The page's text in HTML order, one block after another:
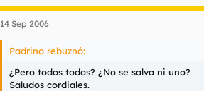
14 Sep 2006
Padrino rebuznó:
¿Pero todos todos? ¿No se salva ni uno?
Saludos cordiales.